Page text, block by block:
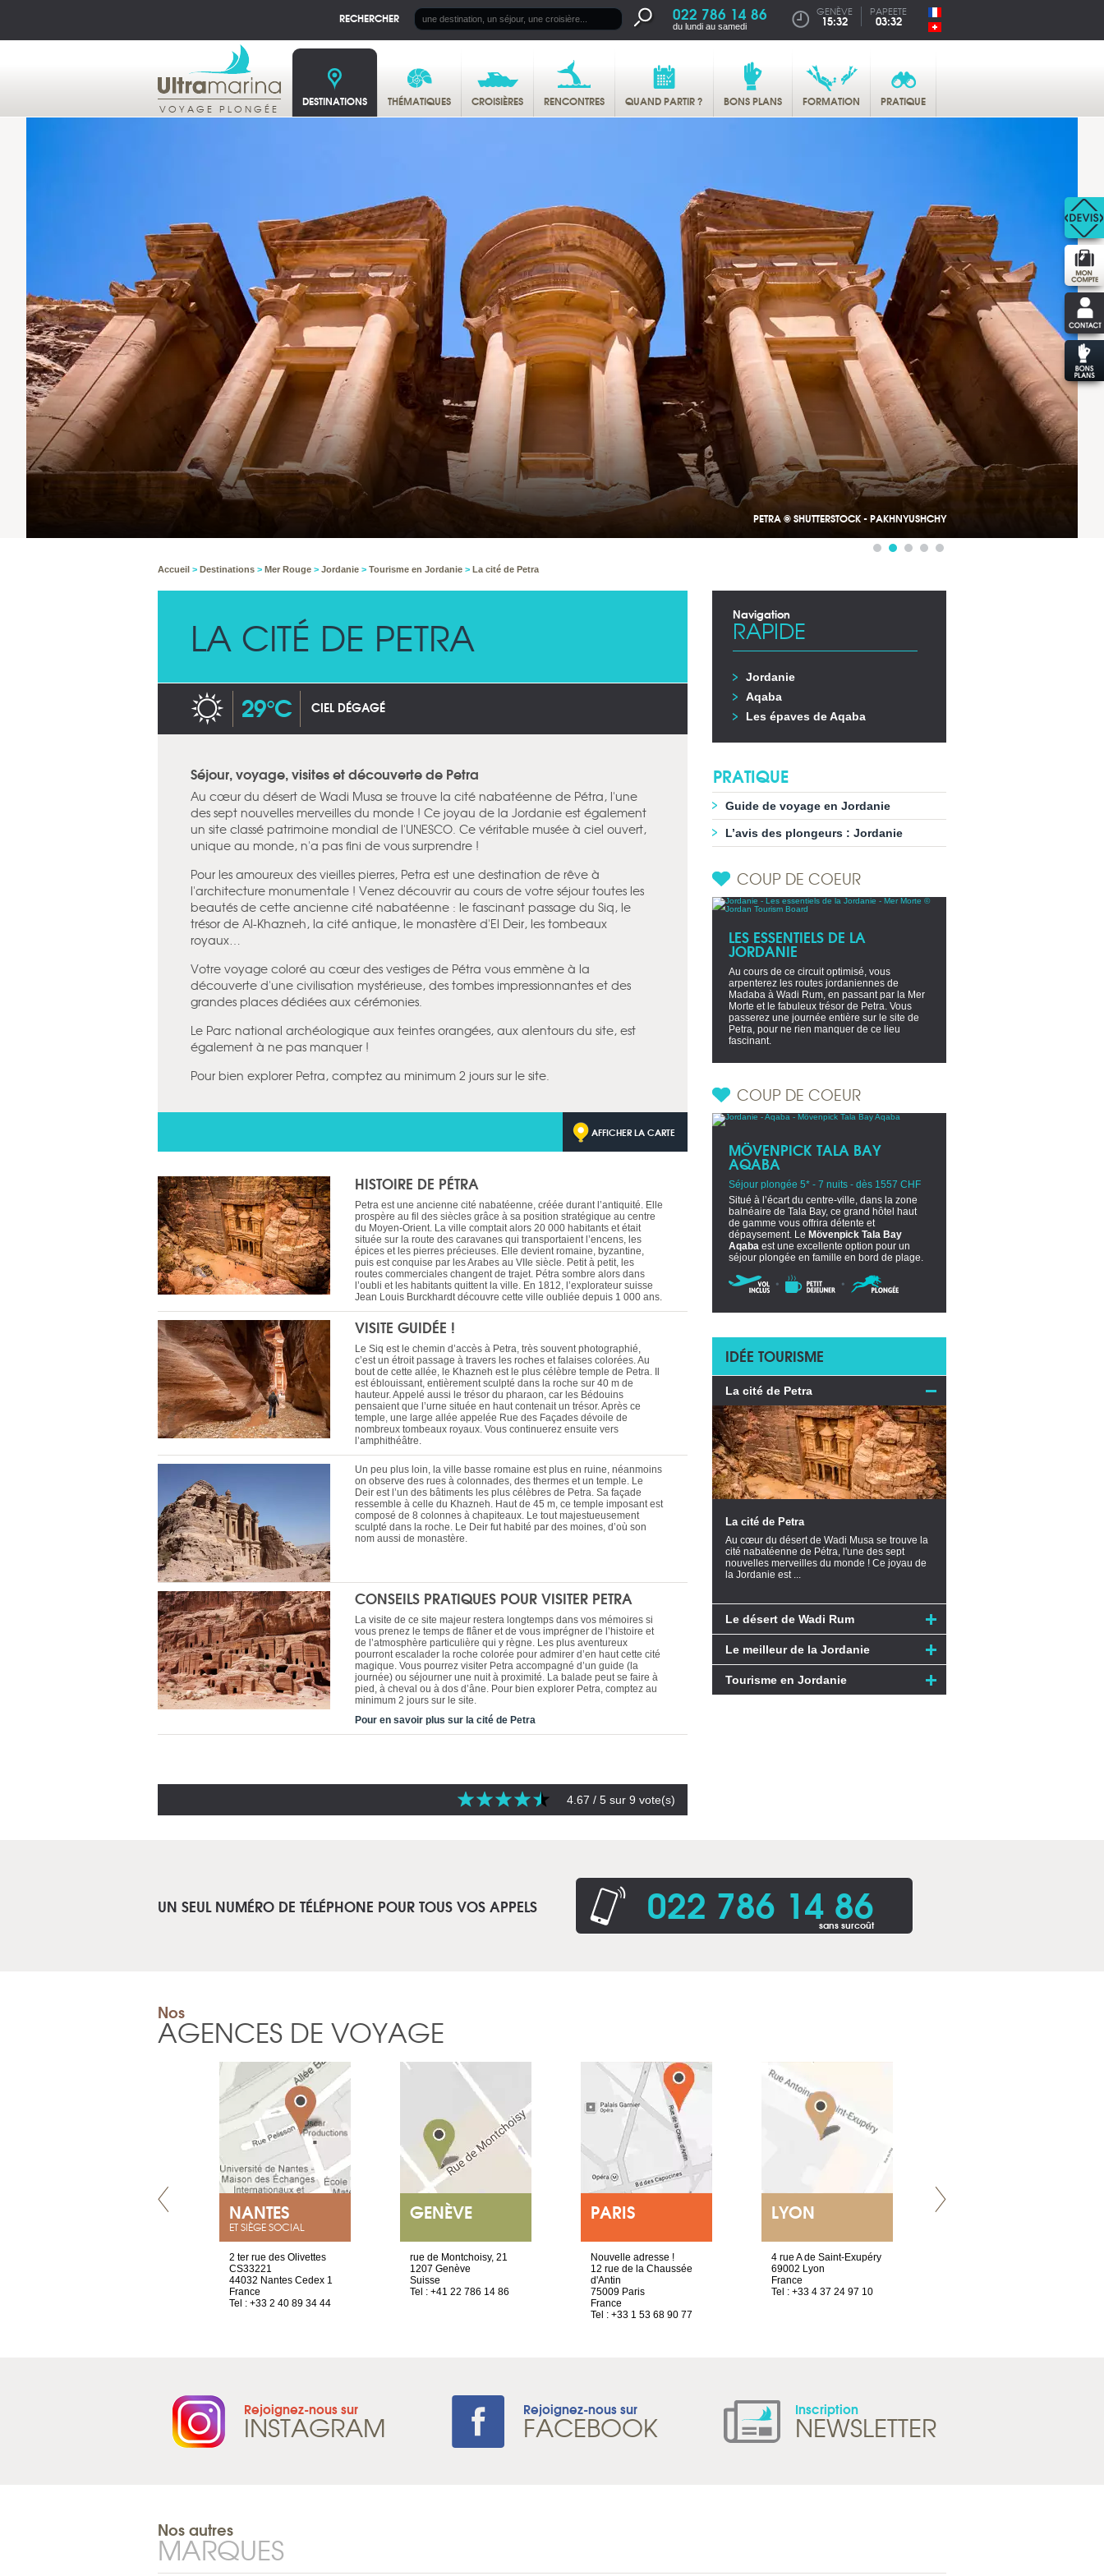
RECHERCHER 022 786 14 86
du lundi au samedi
GENÈVE
15:32
PAPEETE
03:32
VOYAGE PLONGÉE DESTINATIONS THÉMATIQUES CROISIÈRES RENCONTRES QUAND PARTIR ? BONS PLANS FORMATION PRATIQUE
PETRA © SHUTTERSTOCK - PAKHNYUSHCHY
Accueil > Destinations > Mer Rouge > Jordanie > Tourisme en Jordanie > La cité de Petra
LA CITÉ DE PETRA
29°C CIEL DÉGAGÉ
Séjour, voyage, visites et découverte de Petra
Au cœur du désert de Wadi Musa se trouve la cité nabatéenne de Pétra, l'une
des sept nouvelles merveilles du monde ! Ce joyau de la Jordanie est également
un site classé patrimoine mondial de l'UNESCO. Ce véritable musée à ciel ouvert,
unique au monde, n'a pas fini de vous surprendre !
Pour les amoureux des vieilles pierres, Petra est une destination de rêve à
l'architecture monumentale ! Venez découvrir au cours de votre séjour toutes les
beautés de cette ancienne cité nabatéenne : le fascinant passage du Siq, le
trésor de Al-Khazneh, la cité antique, le monastère d'El Deir, les tombeaux
royaux…
Votre voyage coloré au cœur des vestiges de Pétra vous emmène à la
découverte d'une civilisation mystérieuse, des tombes impressionnantes et des
grandes places dédiées aux cérémonies.
Le Parc national archéologique aux teintes orangées, aux alentours du site, est
également à ne pas manquer !
Pour bien explorer Petra, comptez au minimum 2 jours sur le site.
AFFICHER LA CARTE
HISTOIRE DE PÉTRA
Petra est une ancienne cité nabatéenne, créée durant l’antiquité. Elle
prospère au fil des siècles grâce à sa position stratégique au centre
du Moyen-Orient. La ville comptait alors 20 000 habitants et était
située sur la route des caravanes qui transportaient l’encens, les
épices et les pierres précieuses. Elle devient romaine, byzantine,
puis est conquise par les Arabes au VIIe siècle. Petit à petit, les
routes commerciales changent de trajet. Pétra sombre alors dans
l’oubli et les habitants quittent la ville. En 1812, l’explorateur suisse
Jean Louis Burckhardt découvre cette ville oubliée depuis 1 000 ans.
VISITE GUIDÉE !
Le Siq est le chemin d’accès à Petra, très souvent photographié,
c’est un étroit passage à travers les roches et falaises colorées. Au
bout de cette allée, le Khazneh est le plus célèbre temple de Petra. Il
est éblouissant, entièrement sculpté dans la roche sur 40 m de
hauteur. Appelé aussi le trésor du pharaon, car les Bédouins
pensaient que l’urne située en haut contenait un trésor. Après ce
temple, une large allée appelée Rue des Façades dévoile de
nombreux tombeaux royaux. Vous continuerez ensuite vers
l’amphithéâtre.
Un peu plus loin, la ville basse romaine est plus en ruine, néanmoins
on observe des rues à colonnades, des thermes et un temple. Le
Deir est l’un des bâtiments les plus célèbres de Petra. Sa façade
ressemble à celle du Khazneh. Haut de 45 m, ce temple imposant est
composé de 8 colonnes à chapiteaux. Le tout majestueusement
sculpté dans la roche. Le Deir fut habité par des moines, d’où son
nom aussi de monastère.
CONSEILS PRATIQUES POUR VISITER PETRA
La visite de ce site majeur restera longtemps dans vos mémoires si
vous prenez le temps de flâner et de vous imprégner de l’histoire et
de l’atmosphère particulière qui y règne. Les plus aventureux
pourront escalader la roche colorée pour admirer d’en haut cette cité
magique. Vous pourrez visiter Petra accompagné d’un guide (la
journée) ou séjourner une nuit à proximité. La balade peut se faire à
pied, à cheval ou à dos d’âne. Pour bien explorer Petra, comptez au
minimum 2 jours sur le site.
Pour en savoir plus sur la cité de Petra
4.67 / 5 sur 9 vote(s)
Navigation
RAPIDE
Jordanie
Aqaba
Les épaves de Aqaba
PRATIQUE
Guide de voyage en Jordanie
L’avis des plongeurs : Jordanie
COUP DE COEUR
LES ESSENTIELS DE LA
JORDANIE
Au cours de ce circuit optimisé, vous
arpenterez les routes jordaniennes de
Madaba à Wadi Rum, en passant par la Mer
Morte et le fabuleux trésor de Petra. Vous
passerez une journée entière sur le site de
Petra, pour ne rien manquer de ce lieu
fascinant.
COUP DE COEUR
MÖVENPICK TALA BAY
AQABA
Séjour plongée 5* - 7 nuits - dès 1557 CHF
Situé à l’écart du centre-ville, dans la zone
balnéaire de Tala Bay, ce grand hôtel haut
de gamme vous offrira détente et
dépaysement. Le Mövenpick Tala Bay
Aqaba est une excellente option pour un
séjour plongée en famille en bord de plage.
IDÉE TOURISME
La cité de Petra
La cité de Petra
Au cœur du désert de Wadi Musa se trouve la
cité nabatéenne de Pétra, l'une des sept
nouvelles merveilles du monde ! Ce joyau de
la Jordanie est ...
Le désert de Wadi Rum
Le meilleur de la Jordanie
Tourisme en Jordanie
UN SEUL NUMÉRO DE TÉLÉPHONE POUR TOUS VOS APPELS 022 786 14 86
sans surcoût
Nos
AGENCES DE VOYAGE
NANTES
ET SIÈGE SOCIAL
2 ter rue des Olivettes
CS33221
44032 Nantes Cedex 1
France
Tel : +33 2 40 89 34 44
GENÈVE
rue de Montchoisy, 21
1207 Genève
Suisse
Tel : +41 22 786 14 86
PARIS
Nouvelle adresse !
12 rue de la Chaussée
d'Antin
75009 Paris
France
Tel : +33 1 53 68 90 77
LYON
4 rue A de Saint-Exupéry
69002 Lyon
France
Tel : +33 4 37 24 97 10
Rejoignez-nous sur
INSTAGRAM Rejoignez-nous sur
FACEBOOK Inscription
NEWSLETTER
Nos autres
MARQUES